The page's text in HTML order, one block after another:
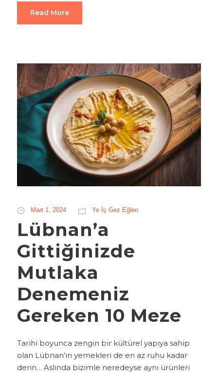
Read More
Mart 1, 2024 Ye İç Gez Eğlen
Lübnan’a
Gittiğinizde
Mutlaka
Denemeniz
Gereken 10 Meze
Tarihi boyunca zengin bir kültürel yapıya sahip
olan Lübnan’ın yemekleri de en az ruhu kadar
derin… Aslında bizimle neredeyse aynı ürünleri